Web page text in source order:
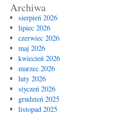
Archiwa
sierpień 2026
lipiec 2026
czerwiec 2026
maj 2026
kwiecień 2026
marzec 2026
luty 2026
styczeń 2026
grudzień 2025
listopad 2025